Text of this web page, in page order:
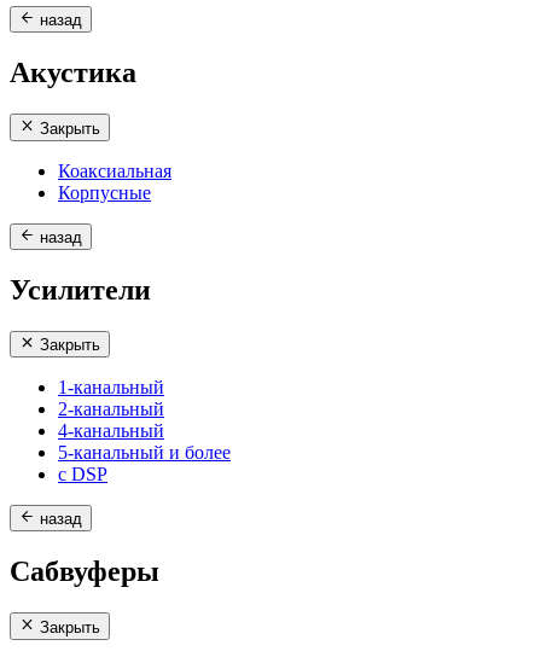
назад
Акустика
Закрыть
Коаксиальная
Корпусные
назад
Усилители
Закрыть
1-канальный
2-канальный
4-канальный
5-канальный и более
с DSP
назад
Сабвуферы
Закрыть